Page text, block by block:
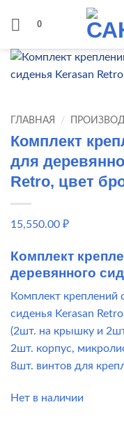
0
ГЛАВНАЯ /
Комплект
для
Retro, цвет
15,550.00 ₽
Комплект
деревянного
Комплект креплений
сиденья Kerasan
(2шт. на крышку и
2шт. корпус,
8шт. винтов для
Нет в наличии